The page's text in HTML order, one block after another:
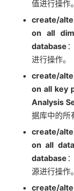
值进行操作。
create/
on all
database
进行操作。
create/
on all key
Analysis
据库中的所
create/
on all
database
源进行操作。
create/